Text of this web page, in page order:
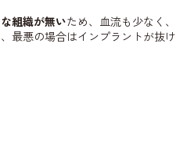
組織が無いため、血流も少なく、
最悪の場合はインプラントが抜け